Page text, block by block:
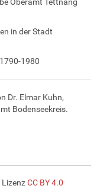
in der Stadt
1980
Dr. Elmar Kuhn,
Bodenseekreis.
LizenzCC BY 4.0